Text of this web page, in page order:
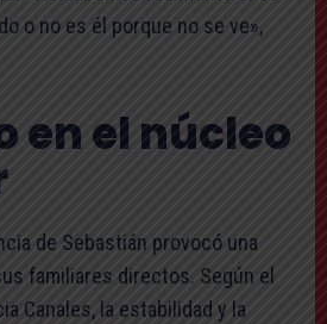
o no es él porque no se ve»,
en el núcleo
de Sebastián provocó una
familiares directos. Según el
Canales, la estabilidad y la